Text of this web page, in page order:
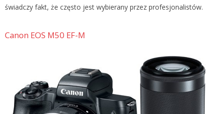
świadczy fakt, że często jest wybierany przez profesjonalistów.
Canon EOS M50 EF-M